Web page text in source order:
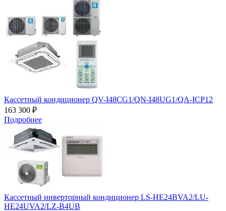
Кассетный кондиционер QV-I48CG1/QN-I48UG1/QA-ICP12
163 300 ₽
Подробнее
Кассетный инверторный кондиционер LS-HE24BVA2/LU-
HE24UVA2/LZ-B4UB